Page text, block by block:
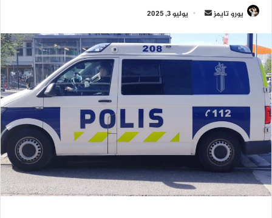
يورو تايمز
أرسل
إلكترونيا
يوليو 3, 2025